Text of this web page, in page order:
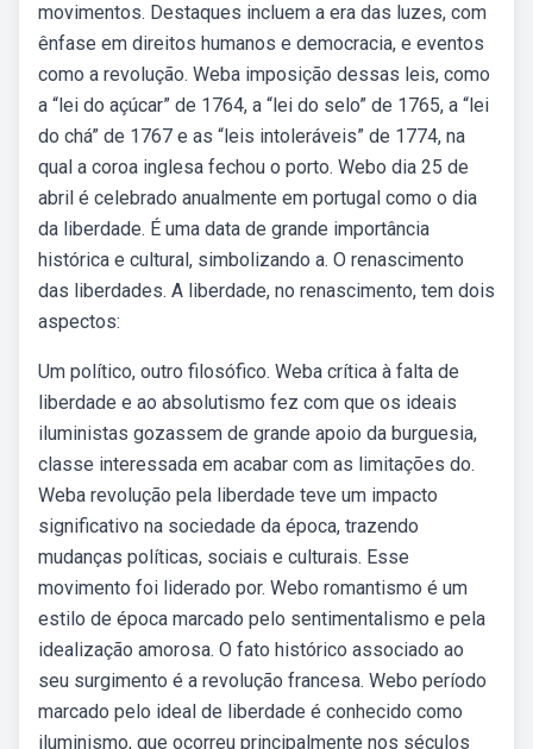
movimentos. Destaques incluem a era das luzes, com
ênfase em direitos humanos e democracia, e eventos
como a revolução. Weba imposição dessas leis, como
a “lei do açúcar” de 1764, a “lei do selo” de 1765, a “lei
do chá” de 1767 e as “leis intoleráveis” de 1774, na
qual a coroa inglesa fechou o porto. Webo dia 25 de
abril é celebrado anualmente em portugal como o dia
da liberdade. É uma data de grande importância
histórica e cultural, simbolizando a. O renascimento
das liberdades. A liberdade, no renascimento, tem dois
aspectos:
Um político, outro filosófico. Weba crítica à falta de
liberdade e ao absolutismo fez com que os ideais
iluministas gozassem de grande apoio da burguesia,
classe interessada em acabar com as limitações do.
Weba revolução pela liberdade teve um impacto
significativo na sociedade da época, trazendo
mudanças políticas, sociais e culturais. Esse
movimento foi liderado por. Webo romantismo é um
estilo de época marcado pelo sentimentalismo e pela
idealização amorosa. O fato histórico associado ao
seu surgimento é a revolução francesa. Webo período
marcado pelo ideal de liberdade é conhecido como
iluminismo, que ocorreu principalmente nos séculos